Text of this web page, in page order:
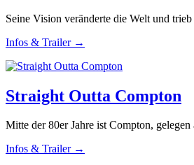
Seine Vision veränderte die Welt und
Infos & Trailer →
Straight Outta Compton
Mitte der 80er Jahre ist Compton,
Infos & Trailer →